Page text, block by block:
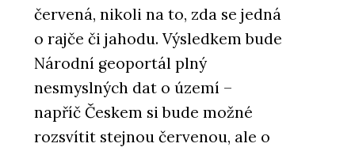
červená, nikoli na to, zda se jedná
o rajče či jahodu. Výsledkem bude
Národní geoportál plný
nesmyslných dat o území –
napříč Českem si bude možné
rozsvítit stejnou červenou, ale o